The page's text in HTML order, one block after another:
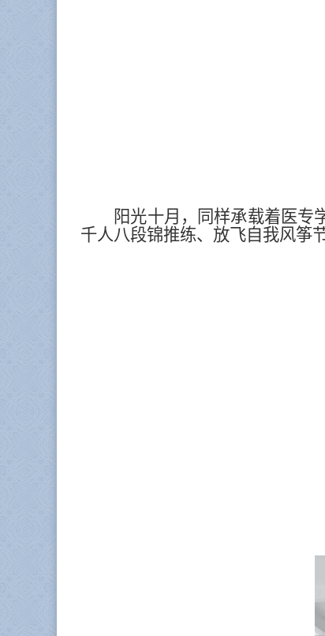
阳光十月，同样承载着医专
千人八段锦推练、放飞自我风筝